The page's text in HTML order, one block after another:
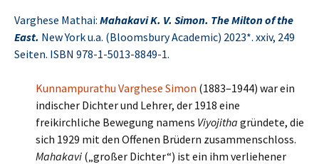
Varghese Mathai: Mahakavi K. V. Simon. The Milton of the
East. New York u.a. (Bloomsbury Academic) 2023*. xxiv, 249
Seiten. ISBN 978-1-5013-8849-1.
Kunnampurathu Varghese Simon (1883–1944) war ein
indischer Dichter und Lehrer, der 1918 eine
freikirchliche Bewegung namens Viyojitha gründete, die
sich 1929 mit den Offenen Brüdern zusammenschloss.
Mahakavi („großer Dichter“) ist ein ihm verliehener